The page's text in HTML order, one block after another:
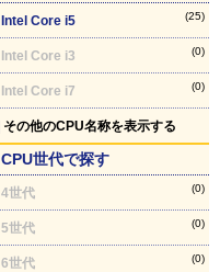
Intel Core i5 (25)
Intel Core i3 (0)
Intel Core i7 (0)
その他のCPU名称を表示する
CPU世代で探す
4世代 (0)
5世代 (0)
6世代 (0)